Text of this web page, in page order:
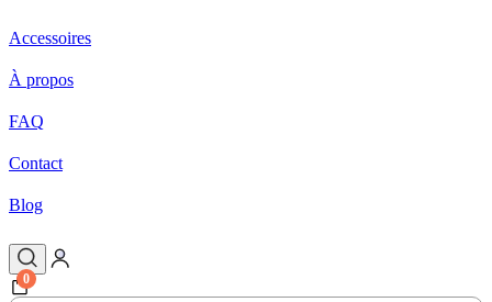
Accessoires
À propos
FAQ
Contact
Blog
0